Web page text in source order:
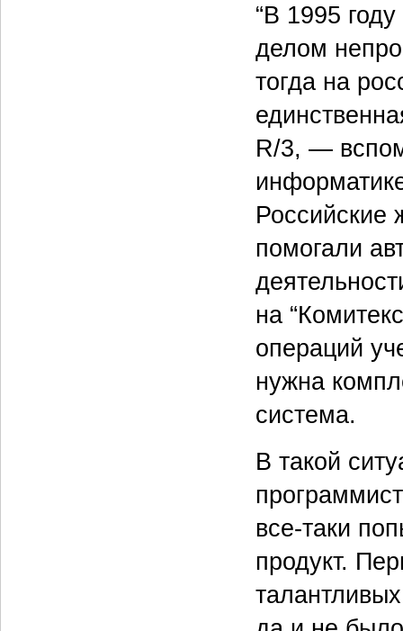
“В 1995
делом
тогда на
R/3, —
Российские
помогали
на
операций
нужна
система.
В такой
все-таки
продукт.